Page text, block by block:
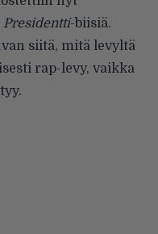
Presidentti-biisiä.
siitä, mitä levyltä
rap-levy, vaikka